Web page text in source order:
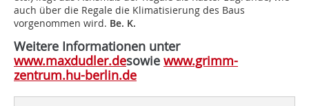
auch über die Regale die Klimatisierung des Baus
vorgenommen wird. Be. K.
Weitere Informationen unter
www.maxdudler.desowie www.grimm-
zentrum.hu-berlin.de